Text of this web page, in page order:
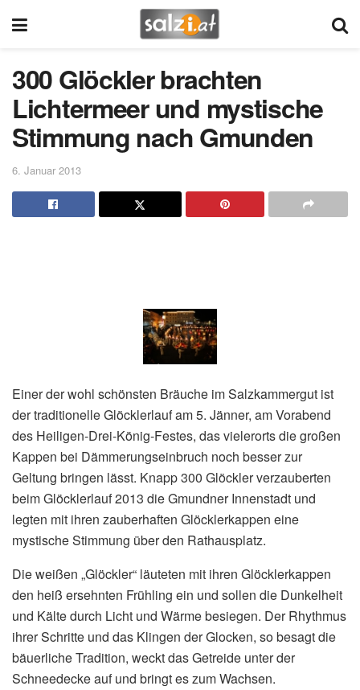
300 Glöckler brachten
Lichtermeer und mystische
Stimmung nach Gmunden
6. Januar 2013
Einer der wohl schönsten Bräuche im Salzkammergut ist
der traditionelle Glöcklerlauf am 5. Jänner, am Vorabend
des Heiligen-Drei-König-Festes, das vielerorts die großen
Kappen bei Dämmerungseinbruch noch besser zur
Geltung bringen lässt. Knapp 300 Glöckler verzauberten
beim Glöcklerlauf 2013 die Gmundner Innenstadt und
legten mit ihren zauberhaften Glöcklerkappen eine
mystische Stimmung über den Rathausplatz.
Die weißen „Glöckler“ läuteten mit ihren Glöcklerkappen
den heiß ersehnten Frühling ein und sollen die Dunkelheit
und Kälte durch Licht und Wärme besiegen. Der Rhythmus
ihrer Schritte und das Klingen der Glocken, so besagt die
bäuerliche Tradition, weckt das Getreide unter der
Schneedecke auf und bringt es zum Wachsen.